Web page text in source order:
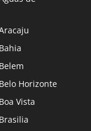
Horizonte
Vista